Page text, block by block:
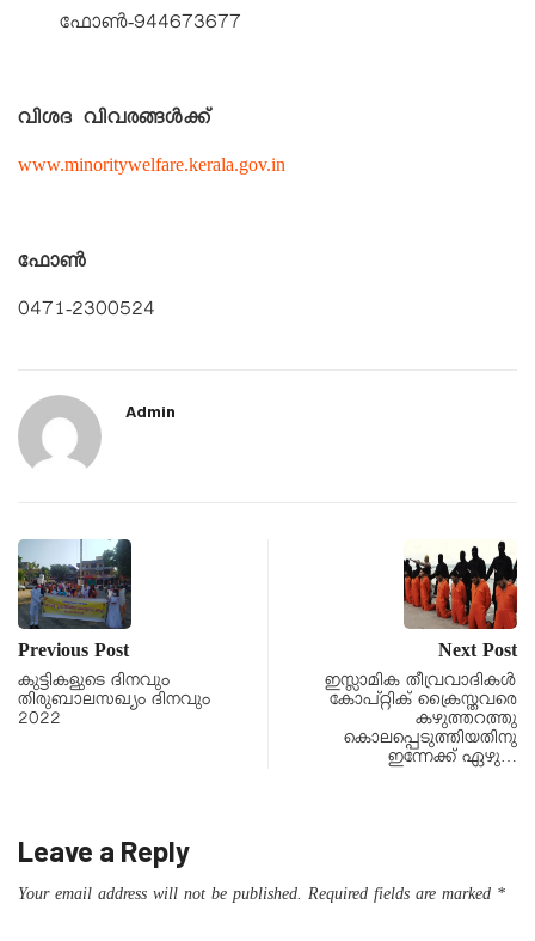
ഫോൺ-944673677
വിശദ വിവരങ്ങൾക്ക്
www.minoritywelfare.kerala.gov.in
ഫോൺ
0471-2300524
Admin
Previous Post
കുട്ടികളുടെ ദിനവും
തിരുബാലസഖ്യം ദിനവും
2022
Next Post
ഇസ്ലാമിക തീവ്രവാദികള്‍
കോപ്റ്റിക് ക്രൈസ്തവരെ
കഴുത്തറത്തു
കൊലപ്പെടുത്തിയതിനു
ഇന്നേക്ക് ഏഴു…
Leave a Reply
Your email address will not be published. Required fields are marked *